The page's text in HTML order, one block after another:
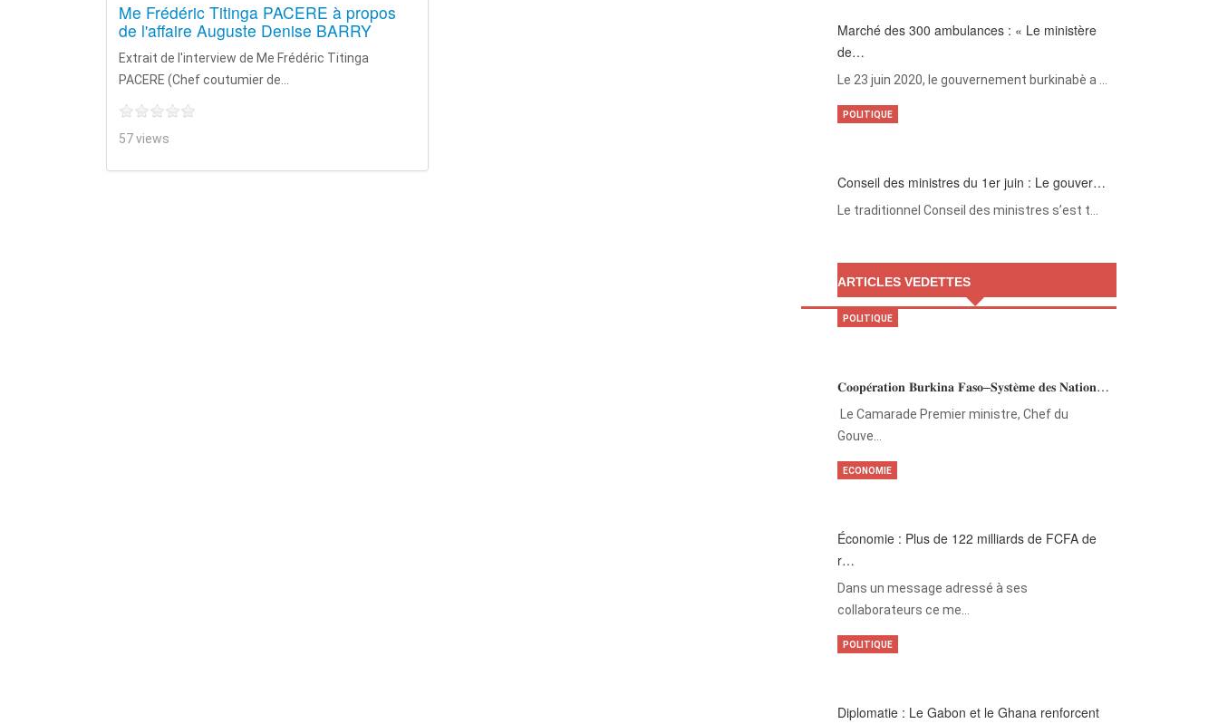
Me Frédéric Titinga PACERE à propos
de l'affaire Auguste Denise BARRY
Extrait de l'interview de Me Frédéric Titinga
PACERE (Chef coutumier de...
57 views
Marché des 300 ambulances : « Le ministère
de…
Le 23 juin 2020, le gouvernement burkinabè a …
Conseil des ministres du 1er juin : Le gouver…
Le traditionnel Conseil des ministres s’est t…
POLITIQUE
ARTICLES VEDETTES
𝐂𝐨𝐨𝐩𝐞́𝐫𝐚𝐭𝐢𝐨𝐧 𝐁𝐮𝐫𝐤𝐢𝐧𝐚 𝐅𝐚𝐬𝐨–𝐒𝐲𝐬𝐭𝐞̀𝐦𝐞 𝐝𝐞𝐬 𝐍𝐚𝐭𝐢𝐨𝐧…
‎Le Camarade Premier ministre, Chef du
Gouve…
POLITIQUE
Économie : Plus de 122 milliards de FCFA de
r…
Dans un message adressé à ses
collaborateurs ce me…
ECONOMIE
Diplomatie : Le Gabon et le Ghana renforcent
POLITIQUE